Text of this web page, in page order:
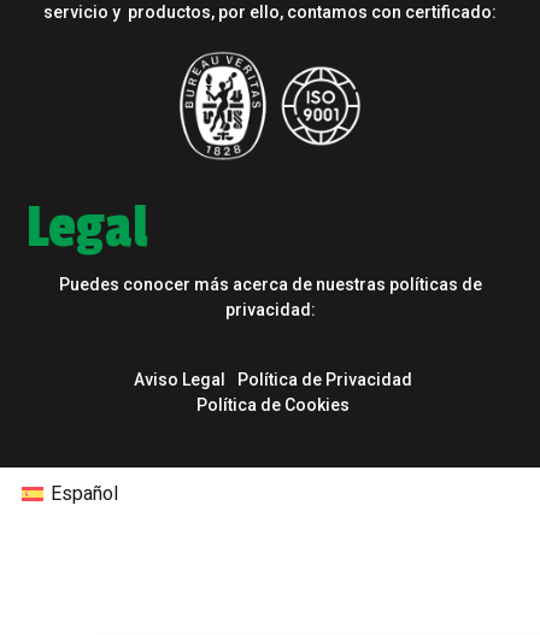
servicio y productos, por ello, contamos con certificado:
Legal
Puedes conocer más acerca de nuestras políticas de
privacidad:
Aviso Legal
Política de Privacidad
Política de Cookies
Español